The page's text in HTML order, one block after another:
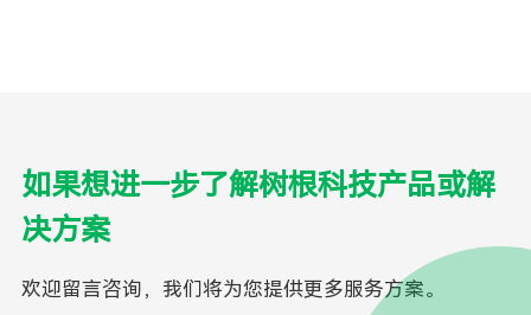
如果想进一步了解树根科技产品或解
决方案
欢迎留言咨询，我们将为您提供更多服务方案。